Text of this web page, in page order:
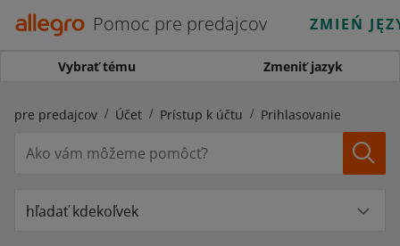
Pomoc pre predajcov ZMIEŃ
Vybrať tému Zmeniť jazyk
pre predajcov Účet Prístup k účtu Prihlasovanie
hľadať kdekoľvek